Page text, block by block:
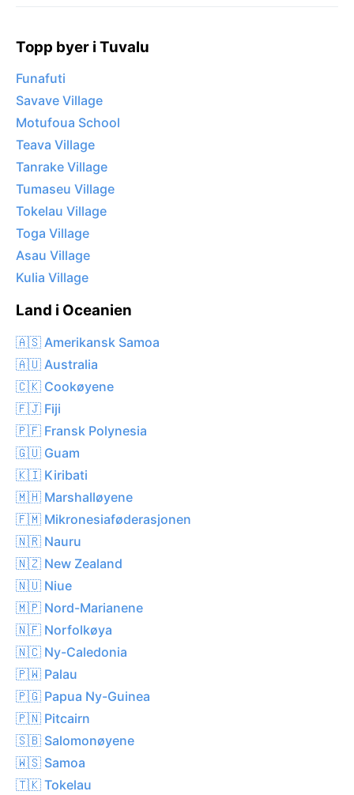
Topp byer i Tuvalu
Funafuti
Savave Village
Motufoua School
Teava Village
Tanrake Village
Tumaseu Village
Tokelau Village
Toga Village
Asau Village
Kulia Village
Land i Oceanien
🇦🇸 Amerikansk Samoa
🇦🇺 Australia
🇨🇰 Cookøyene
🇫🇯 Fiji
🇵🇫 Fransk Polynesia
🇬🇺 Guam
🇰🇮 Kiribati
🇲🇭 Marshalløyene
🇫🇲 Mikronesiaføderasjonen
🇳🇷 Nauru
🇳🇿 New Zealand
🇳🇺 Niue
🇲🇵 Nord-Marianene
🇳🇫 Norfolkøya
🇳🇨 Ny-Caledonia
🇵🇼 Palau
🇵🇬 Papua Ny-Guinea
🇵🇳 Pitcairn
🇸🇧 Salomonøyene
🇼🇸 Samoa
🇹🇰 Tokelau